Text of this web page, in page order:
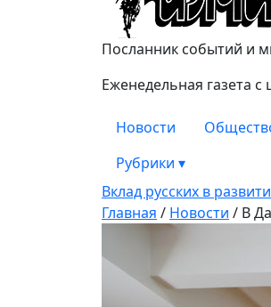
Илчи
Посланник событий и
Еженедельная газета
Новости
Рубрики ▾
Вклад русских в
Главная / Новости / В